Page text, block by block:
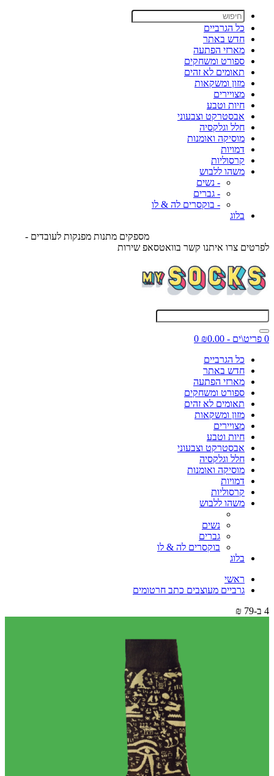
כל הגרביים
חדש באתר
מארזי הפתעה
ספורט ומשחקים
תאומים לא זהים
מזון ומשקאות
מצויירים
חיות וטבע
אבסטרקט וצבעוני
חלל וגלקסיה
מוסיקה ואומנות
דמויות
קרסוליות
משהו ללבוש
- נשים
- גברים
- בוקסרים לה & לו
בלוג
מספקים מתנות מפנקות לעובדים -
לפרטים צרו איתנו קשר בוואטסאפ שירות
0 פריט\ים - ₪0.00
0
כל הגרביים
חדש באתר
מארזי הפתעה
ספורט ומשחקים
תאומים לא זהים
מזון ומשקאות
מצויירים
חיות וטבע
אבסטרקט וצבעוני
חלל וגלקסיה
מוסיקה ואומנות
דמויות
קרסוליות
משהו ללבוש
נשים
גברים
בוקסרים לה & לו
בלוג
ראשי
גרביים מעוצבים כתב חרטומים
4 ב-79 ₪